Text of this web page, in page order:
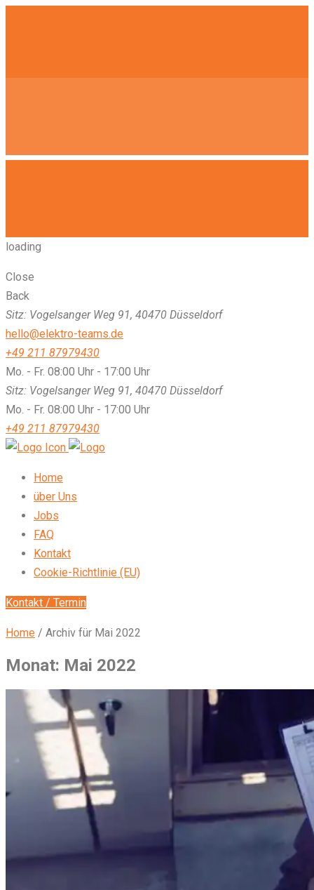
loading
Close
Back
Sitz: Vogelsanger Weg 91, 40470 Düsseldorf
hello@elektro-teams.de
+49 211 87979430
Mo. - Fr. 08:00 Uhr - 17:00 Uhr
Sitz: Vogelsanger Weg 91, 40470 Düsseldorf
Mo. - Fr. 08:00 Uhr - 17:00 Uhr
+49 211 87979430
Home
über Uns
Jobs
FAQ
Kontakt
Cookie-Richtlinie (EU)
Kontakt / Termin
Home / Archiv für Mai 2022
Monat: Mai 2022